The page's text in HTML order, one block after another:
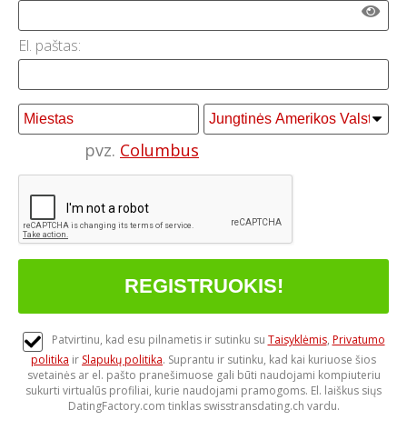
El. paštas:
pvz. Columbus
Patvirtinu, kad esu pilnametis ir sutinku su Taisyklėmis, Privatumo
politika ir Slapukų politika. Suprantu ir sutinku, kad kai kuriuose šios
svetainės ar el. pašto pranešimuose gali būti naudojami kompiuteriu
sukurti virtualūs profiliai, kurie naudojami pramogoms. El. laiškus siųs
DatingFactory.com tinklas swisstransdating.ch vardu.